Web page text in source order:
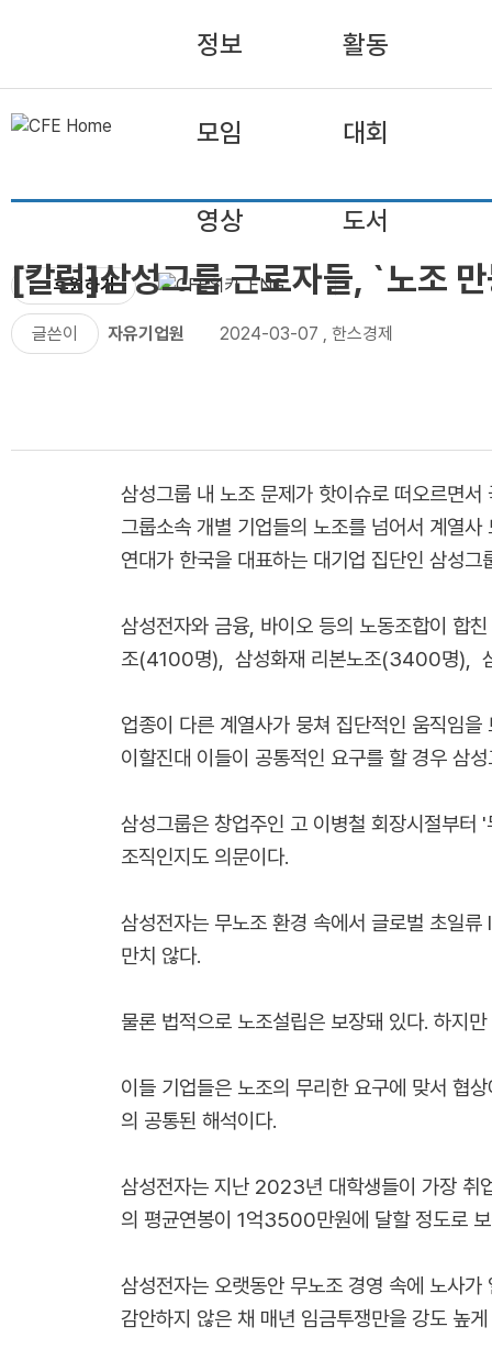
정보 활동
모임 대회
영상 도서
후원하기 ENG
[칼럼]삼성그룹 근로자들, `노조
글쓴이 자유기업원 2024-03-07 , 한스경제
삼성그룹 내 노조 문제가 핫이슈로 떠오르면서
그룹소속 개별 기업들의 노조를 넘어서 계열
연대가 한국을 대표하는 대기업 집단인 삼성
삼성전자와 금융, 바이오 등의 노동조합이 합
조(4100명), 삼성화재 리본노조(3400명),
업종이 다른 계열사가 뭉쳐 집단적인 움직임
이할진대 이들이 공통적인 요구를 할 경우 삼
삼성그룹은 창업주인 고 이병철 회장시절부터
조직인지도 의문이다.
삼성전자는 무노조 환경 속에서 글로벌 초일
만치 않다.
물론 법적으로 노조설립은 보장돼 있다. 하지
이들 기업들은 노조의 무리한 요구에 맞서 협
의 공통된 해석이다.
삼성전자는 지난 2023년 대학생들이 가장 취
의 평균연봉이 1억3500만원에 달할 정도로
삼성전자는 오랫동안 무노조 경영 속에 노사
감안하지 않은 채 매년 임금투쟁만을 강도 높